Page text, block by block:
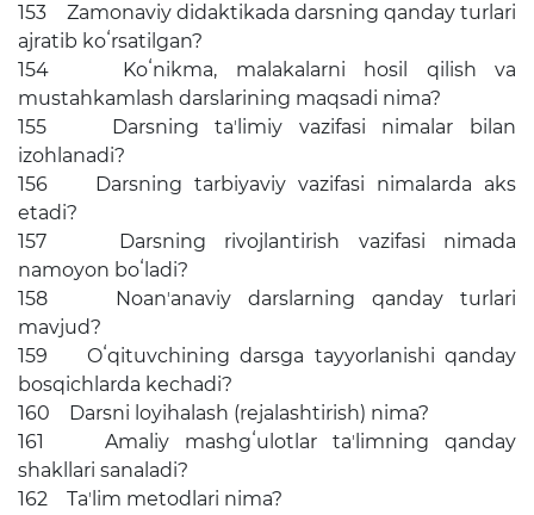
153 Zamonaviy didaktikada darsning qanday turlari
ajratib koʻrsatilgan?
154 Koʻnikma, malakalarni hosil qilish va
mustahkamlash darslarining maqsadi nima?
155 Darsning taʼlimiy vazifasi nimalar bilan
izohlanadi?
156 Darsning tarbiyaviy vazifasi nimalarda aks
etadi?
157 Darsning rivojlantirish vazifasi nimada
namoyon boʻladi?
158 Noanʼanaviy darslarning qanday turlari
mavjud?
159 Oʻqituvchining darsga tayyorlanishi qanday
bosqichlarda kechadi?
160 Darsni loyihalash (rejalashtirish) nima?
161 Amaliy mashgʻulotlar taʼlimning qanday
shakllari sanaladi?
162 Taʼlim metodlari nima?